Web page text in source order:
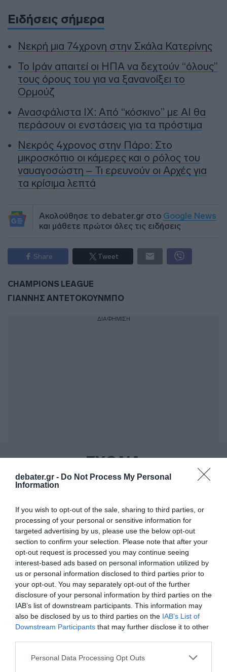
debater.gr - Do Not Process My Personal
Information
If you wish to opt-out of the sale, sharing to third parties, or
processing of your personal or sensitive information for
targeted advertising by us, please use the below opt-out
section to confirm your selection. Please note that after your
opt-out request is processed you may continue seeing
interest-based ads based on personal information utilized by
us or personal information disclosed to third parties prior to
your opt-out. You may separately opt-out of the further
disclosure of your personal information by third parties on the
IAB’s list of downstream participants. This information may
also be disclosed by us to third parties on the IAB’s List of
Downstream Participants that may further disclose it to other
Please note that this website/app uses one or more Google
Personal Data Processing Opt Outs
Ειδήσεις σήμερα
Νεκρή μια 74χρονη στην Σκάλα Κατερίνης
Το Ιράν απαιτεί οι ΗΠΑ να δεχτούν “όλους”
τους όρους του για να ξανανοίξει το
Ορμούζ
Ανασφάλιστα ΙΧ: Από “κόσκινο” με AI θα
περάσουν οι ενστάσεις για τα πρόστιμα
Νεκρός 4χρονος στην Πάρο: Στο
μικροσκόπιο οι κάμερες και ο ρόλος του
ναυαγοσώστη – Τι ερευνούν οι Αρχές για
τα κρίσιμα λεπτά
Ακολούθησε το debater.gr στο Google News
και μάθετε πρώτοι όλες τις ειδήσεις
Share Tweet
CHAMPIONS LEAGUE
ΓΙΑΝΝΗΣ ΑΝΤΕΤΟΚΟΥΝΜΠΟ
ΔΙΑΦΗΜΙΣΗ
ΣΧΟΛΙΑ